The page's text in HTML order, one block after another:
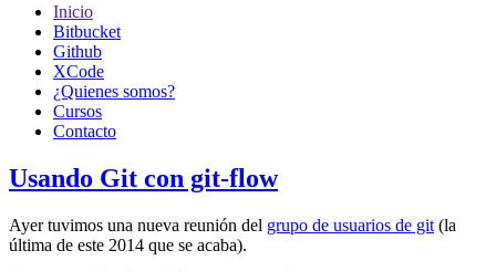
Inicio
Bitbucket
Github
XCode
¿Quienes somos?
Cursos
Contacto
Usando Git con git-flow
Ayer tuvimos una nueva reunión del grupo de usuarios de git (la
última de este 2014 que se acaba).